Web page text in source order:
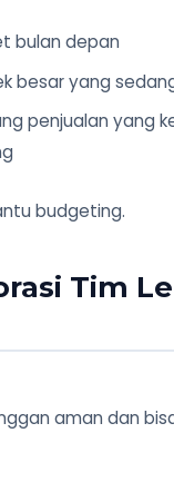
bulan depan
besar yang
penjualan yang
budgeting.
Tim
aman dan